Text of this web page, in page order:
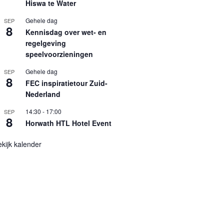
Hiswa te Water
SEP
8
Gehele dag
Kennisdag over wet- en
regelgeving
speelvoorzieningen
SEP
8
Gehele dag
FEC inspiratietour Zuid-
Nederland
SEP
8
14:30 - 17:00
Horwath HTL Hotel Event
kalender